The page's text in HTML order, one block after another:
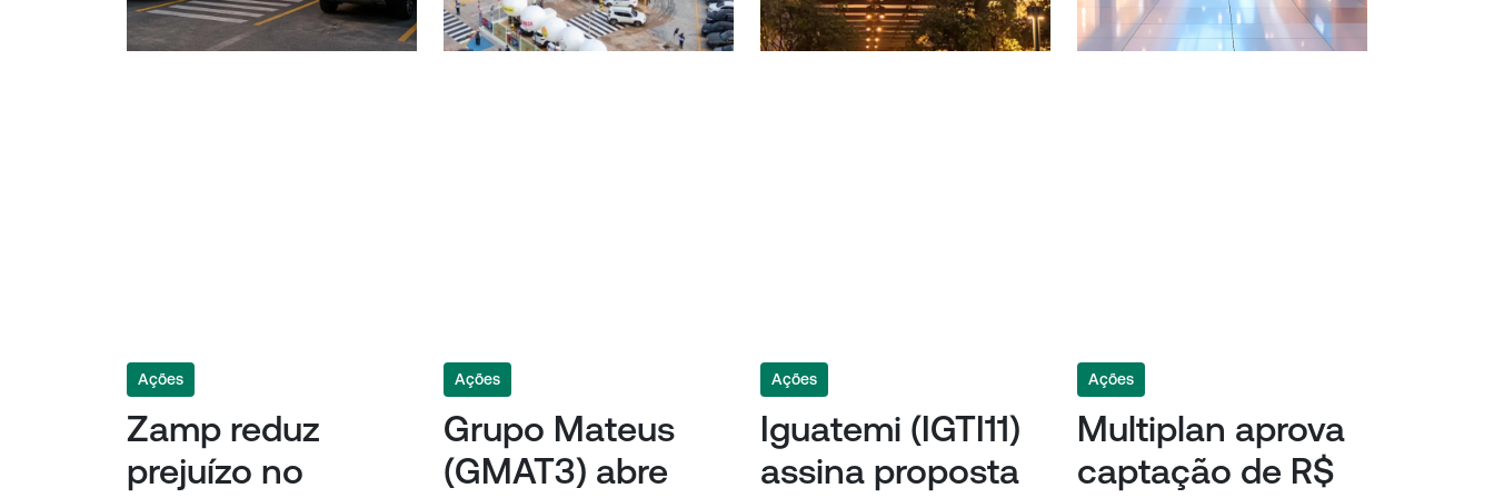
Ações
Zamp reduz
prejuízo no
Ações
Grupo Mateus
(GMAT3) abre
Ações
Iguatemi (IGTI11)
assina proposta
Ações
Multiplan aprova
captação de R$